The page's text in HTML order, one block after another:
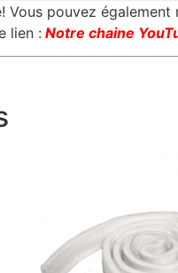
Vous pouvez
lien : Notre chaine